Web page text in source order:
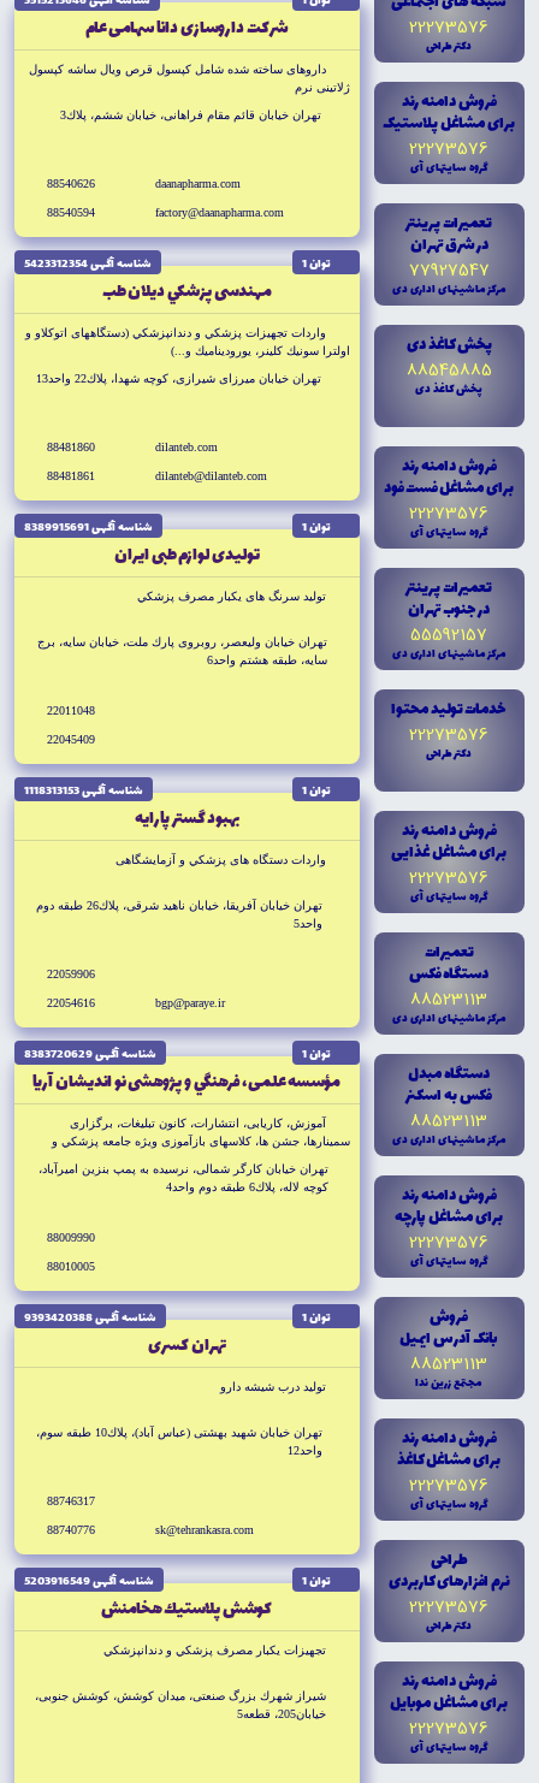
22273576
دکتر طراحى
فروش دامنه رند
براى مشاغل پلاستيک
22273576
گروه سايتهاى آى
تعميرات پرينتر
در شرق تهران
77927547
مرکز ماشينهاى ادارى دى
پخش کاغذ دى
88545885
پخش کاغذ دى
فروش دامنه رند
براى مشاغل فست فود
22273576
گروه سايتهاى آى
تعميرات پرينتر
در جنوب تهران
55592157
مرکز ماشينهاى ادارى دى
خدمات توليد محتوا
22273576
دکتر طراحى
فروش دامنه رند
براى مشاغل غذايى
22273576
گروه سايتهاى آى
تعميرات
دستگاه فکس
88523113
مرکز ماشينهاى ادارى دى
دستگاه مبدل
فکس به اسکنر
88523113
مرکز ماشينهاى ادارى دى
فروش دامنه رند
براى مشاغل پارچه
22273576
گروه سايتهاى آى
فروش
بانک آدرس ايميل
88523113
مجتمع زرين ندا
فروش دامنه رند
براى مشاغل کاغذ
22273576
گروه سايتهاى آى
طراحى
نرم افزارهاى کاربردى
22273576
دکتر طراحى
فروش دامنه رند
براى مشاغل موبايل
22273576
گروه سايتهاى آى
شركت داروسازى دانا سهامى عام
داروهاى ساخته شده شامل كپسول قرص ويال ساشه كپسول
ژلاتينى نرم
تهران خيابان قائم مقام فراهانى، خيابان ششم، پلاك3
daanapharma.com
factory@daanapharma.com
88540626
88540594
توان 1 شناسه آگهى 5423312354
مهندسى پزشكي ديلان طب
واردات تجهيزات پزشكي و دندانپزشکي (دستگاههاى اتوكلاو و
اولترا سونيك كلينر، يوروديناميك و...)
تهران خيابان ميرزاى شيرازى، كوچه شهدا، پلاك22 واحد13
dilanteb.com
dilanteb@dilanteb.com
88481860
88481861
توان 1 شناسه آگهى 8389915691
توليدى لوازم طبى ايران
توليد سرنگ هاى يكبار مصرف پزشكي
تهران خيابان وليعصر، روبروى پارك ملت، خيابان سايه، برج
سايه، طبقه هشتم واحد6
22011048
22045409
توان 1 شناسه آگهى 1118313153
بهبود گستر پارايه
واردات دستگاه هاى پزشكي و آزمايشگاهى
تهران خيابان آفريقا، خيابان ناهيد شرقى، پلاك26 طبقه دوم
واحد5
bgp@paraye.ir
22059906
22054616
توان 1 شناسه آگهى 8383720629
مؤسسه علمى، فرهنگي و پژوهشى نو انديشان آريا
آموزش، كاريابى، انتشارات، كانون تبليغات، برگزارى
سمينارها، جشن ها، كلاسهاى بازآموزى ويژه جامعه پزشكي و
تهران خيابان كارگر شمالى، نرسيده به پمپ بنزين اميرآباد،
كوچه لاله، پلاك6 طبقه دوم واحد4
88009990
88010005
توان 1 شناسه آگهى 9393420388
تهران كسرى
توليد درب شيشه دارو
تهران خيابان شهيد بهشتى (عباس آباد)، پلاك10 طبقه سوم،
واحد12
sk@tehrankasra.com
88746317
88740776
توان 1 شناسه آگهى 5203916549
كوشش پلاستيك هخامنش
تجهيزات يكبار مصرف پزشكي و دندانپزشكي
شيراز شهرك بزرگ صنعتى، ميدان كوشش، كوشش جنوبى،
خيابان205، قطعه5